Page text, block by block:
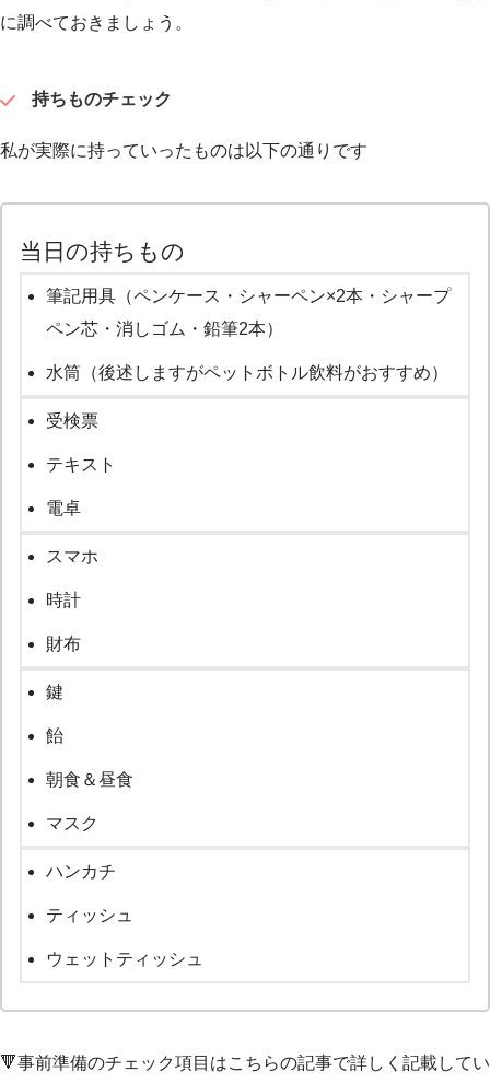
に調べておきましょう。
持ちものチェック
私が実際に持っていったものは以下の通りです
当日の持ちもの
筆記用具（ペンケース・シャーペン×2本・シャープ
ペン芯・消しゴム・鉛筆2本）
水筒（後述しますがペットボトル飲料がおすすめ）
受検票
テキスト
電卓
スマホ
時計
財布
鍵
飴
朝食＆昼食
マスク
ハンカチ
ティッシュ
ウェットティッシュ
🔻事前準備のチェック項目はこちらの記事で詳しく記載してい